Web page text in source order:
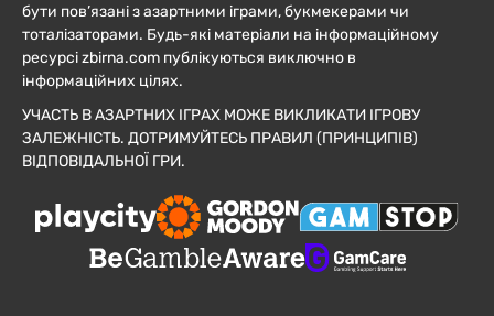
бути пов’язані з азартними іграми, букмекерами чи
тоталізаторами. Будь-які матеріали на інформаційному
ресурсі zbirna.com публікуються виключно в
інформаційних цілях.
УЧАСТЬ В АЗАРТНИХ ІГРАХ МОЖЕ ВИКЛИКАТИ ІГРОВУ
ЗАЛЕЖНІСТЬ. ДОТРИМУЙТЕСЬ ПРАВИЛ (ПРИНЦИПІВ)
ВІДПОВІДАЛЬНОЇ ГРИ.